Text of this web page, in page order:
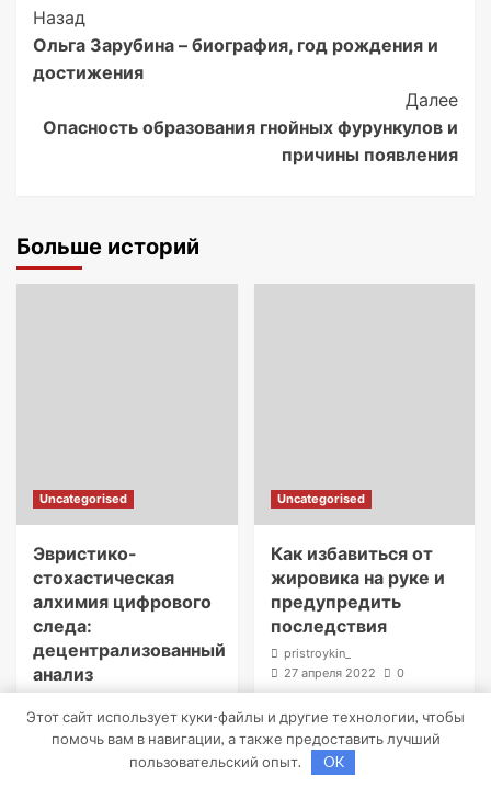
Post
Navigation
Назад
Ольга Зарубина – биография, год рождения и
достижения
Далее
Опасность образования гнойных фурункулов и
причины появления
Больше историй
Uncategorised
Эвристико-
стохастическая
алхимия цифрового
следа:
децентрализованный
анализ
планирования дня
через призму
анализа Matrix
Uncategorised
Как избавиться от
жировика на руке и
предупредить
последствия
pristroykin_
27 апреля 2022
0
Этот сайт использует куки-файлы и другие технологии, чтобы
помочь вам в навигации, а также предоставить лучший
пользовательский опыт.
OK